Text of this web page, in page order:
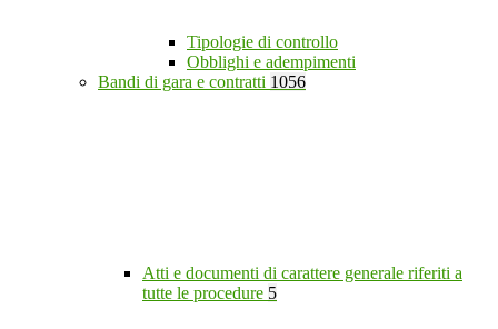
Tipologie di controllo
Obblighi e adempimenti
Bandi di gara e contratti 1056
Atti e documenti di carattere generale riferiti a
tutte le procedure 5